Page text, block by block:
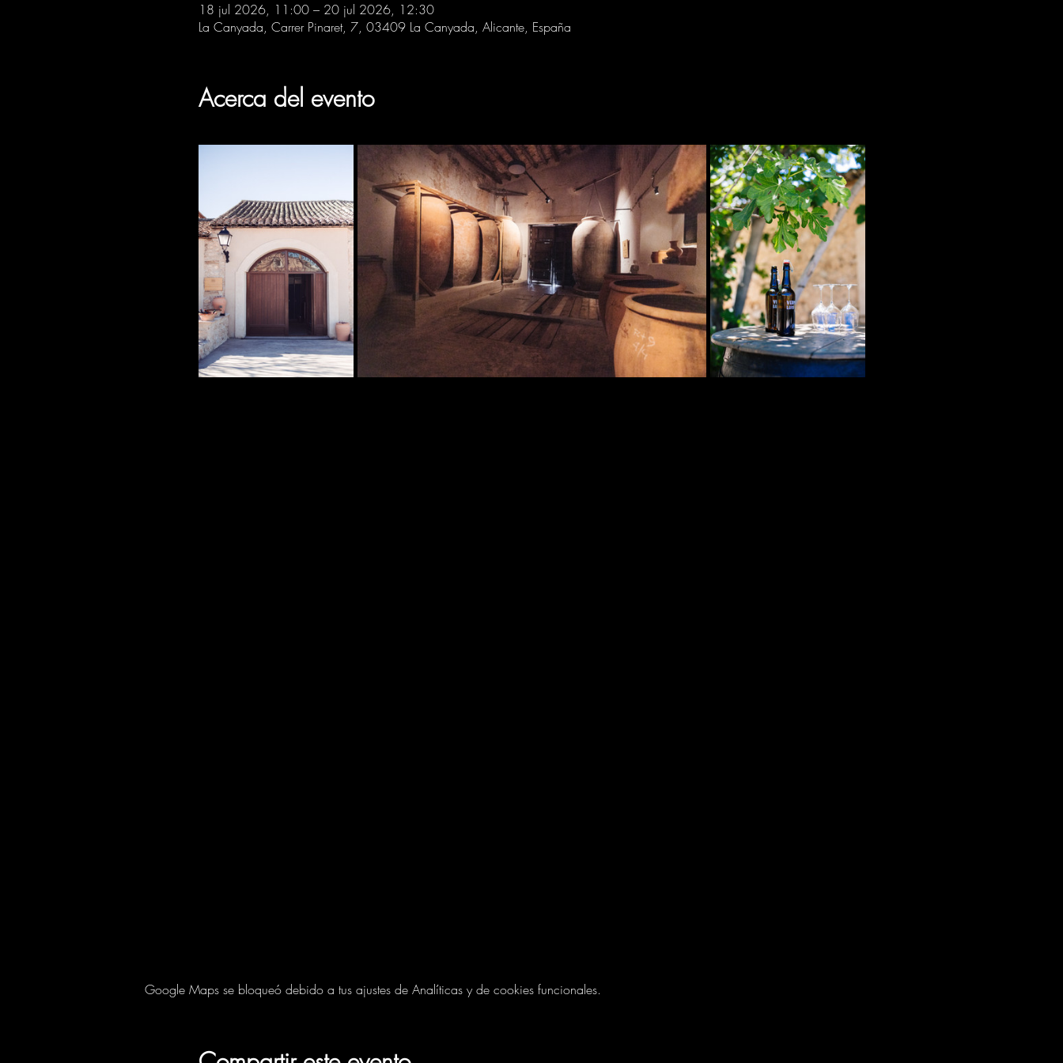
18 jul 2026, 11:00 – 20 jul 2026, 12:30
La Canyada, Carrer Pinaret, 7, 03409 La Canyada, Alicante, España
Acerca del evento
Google Maps se bloqueó debido a tus ajustes de Analíticas y de cookies funcionales.